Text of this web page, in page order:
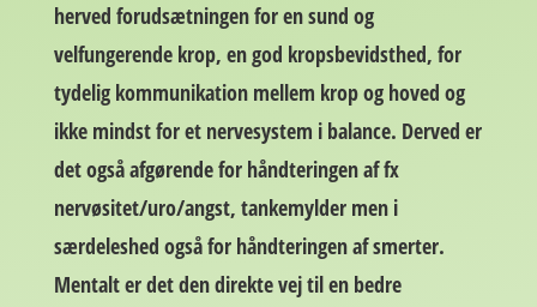
herved forudsætningen for en sund og
velfungerende krop, en god kropsbevidsthed, for
tydelig kommunikation mellem krop og hoved og
ikke mindst for et nervesystem i balance. Derved er
det også afgørende for håndteringen af fx
nervøsitet/uro/angst, tankemylder men i
særdeleshed også for håndteringen af smerter.
Mentalt er det den direkte vej til en bedre